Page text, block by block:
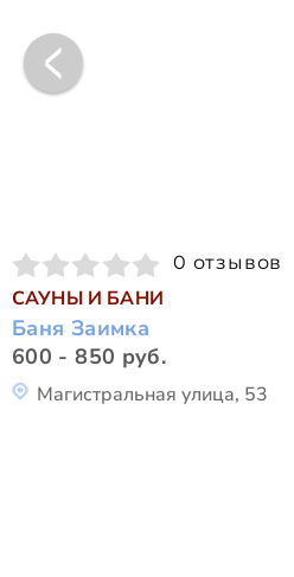
0 отзывов
САУНЫ И БАНИ
Баня Заимка
600 - 850 руб.
Магистральная улица, 53